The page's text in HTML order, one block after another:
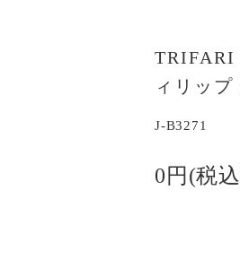
TRIFARI
ィリップ
J-B3271
0円(税